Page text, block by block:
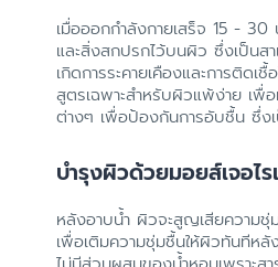
เมื่อออกกำลังกายเสร็จ 15 - 30
และสิ่งสกปรกไว้บนผิว ซึ่งเป็นส
เกิดการระคายเคืองและการติ
สูตรเฉพาะสำหรับผิวแพ้ง่าย เพื่
ต่างๆ เพื่อป้องกันการอับชื้น ซึ่งเ
บำรุงผิวด้วยมอยส์เจอไร
หลังอาบน้ำ ผิวจะสูญเสียความชุ่
เพื่อเติมความชุ่มชื้นให้ผิวทันทีหลั